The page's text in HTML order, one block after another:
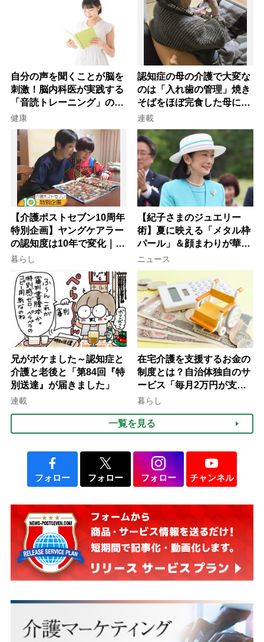
自分の声を聞くことが脳を
刺激！脳内科医が実践する
「音読トレーニング」の極
意
健康
認知症の母の介護で大変な
のは「入れ歯の管理」焼き
そばをほぼ完食した母に息
子が血の気が引いた理由
連載
【介護ポストセブン10周年
特別企画】ヤングケアラー
の認知度は10年で変化｜流
行語大賞にノミネート、法
律にも明記されたが果たし
て現在は？
暮らし
【紀子さまのジュエリー
術】夏に映える「メタル枠
パール」＆顔まわりが華や
ぐ「揺れる一粒」の使い分
け方
ニュース
兄がボケました～認知症と
介護と老後と「第84回『特
別送達』が届きました」
連載
在宅介護を支援するお金の
制度とは？自治体独自のサ
ービス「毎月2万円が支給
される」ケースも【FP解
暮らし
一覧を見る
フォロー フォロー フォロー チャンネル